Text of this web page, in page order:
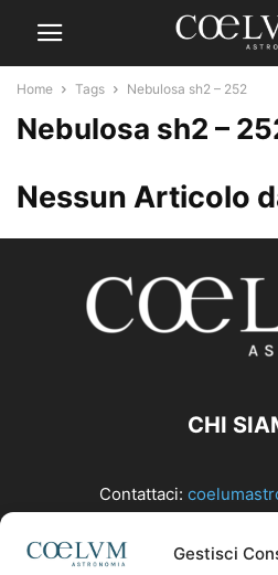
Gestisci
Home Tags Nebulosa sh2 – 252
Nebulosa sh2 –
Nessun Articolo
CHI
Contattaci: